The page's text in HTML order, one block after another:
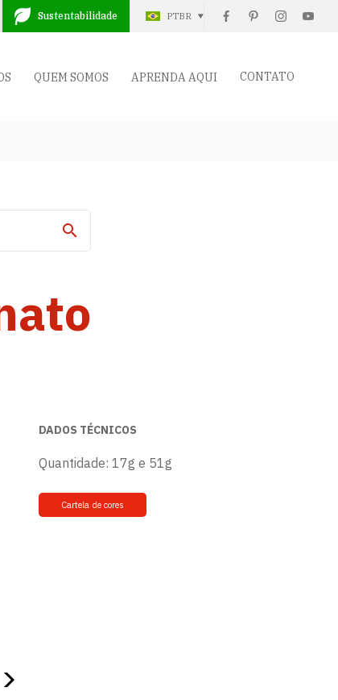
Sustentabilidade PTBR
QUEM SOMOS APRENDA AQUI CONTATO
DADOS TÉCNICOS
Quantidade: 17g e 51g
Cartela de cores